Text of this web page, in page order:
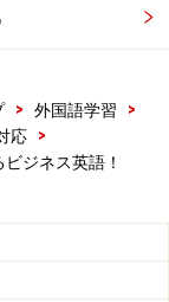
ュアルがありま
英会話」
机上に備えてお
> 外国語学習
>
応
>
ジネス英語！